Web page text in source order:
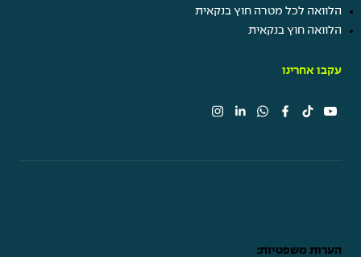
הלוואה לכל מטרה חוץ בנקאית
הלוואה חוץ בנקאית
עקבו אחרינו
הערות משפטיות: